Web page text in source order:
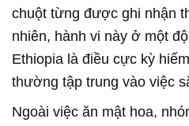
chuột từng được ghi nhận
nhiên, hành vi này ở một
Ethiopia là điều cực kỳ
thường tập trung vào việc
Ngoài việc ăn mật hoa,